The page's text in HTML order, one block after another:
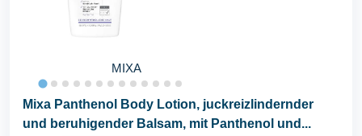
MIXA
Mixa Panthenol Body Lotion, juckreizlindernder
und beruhigender Balsam, mit Panthenol und...